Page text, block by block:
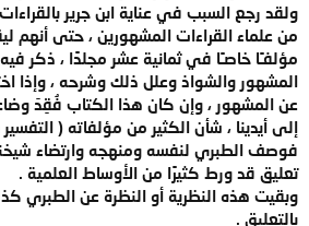
ولقد رجع السبب في عناية ابن جرير
من علماء القراءات المشهورين ، حتى أنهم
مؤلفـًا خاصـًا في ثمانية عشر مجلدًا ، ذكر
المشهور والشواذ وعلل ذلك وشرحه ، وإذا
عن المشهور ، وإن كان هذا الكتاب فُقِدَ
إلى أيدينا ، شأن الكثير من مؤلفاته (
فوصف الطبري لنفسه ومنهجه وارتضاء
تعليق قد ورط كثيرًا من الأوساط العلمية .
وبقيت هذه النظرية أو النظرة عن الطبري
بالتعليق .